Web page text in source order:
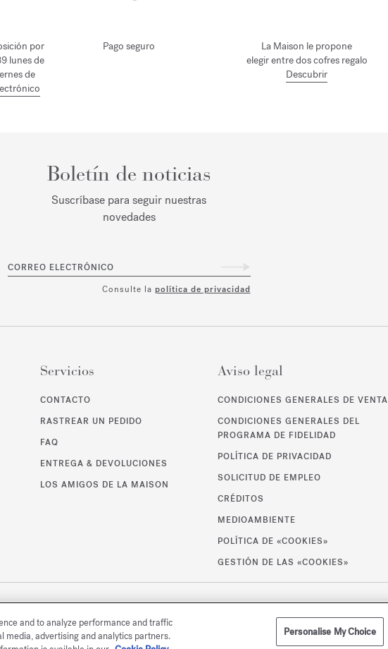
por
lunes de
de
Pago seguro
La Maison le propone
elegir entre dos cofres regalo
Descubrir
Boletín de noticias
Suscríbase para seguir nuestras
novedades
CORREO ELECTRÓNICO
Consulte la política de privacidad
Servicios
CONTACTO
RASTREAR UN PEDIDO
FAQ
ENTREGA & DEVOLUCIONES
LOS AMIGOS DE LA MAISON
Aviso legal
CONDICIONES GENERALES DE VENTA
CONDICIONES GENERALES DEL
PROGRAMA DE FIDELIDAD
POLÍTICA DE PRIVACIDAD
SOLICITUD DE EMPLEO
CRÉDITOS
MEDIOAMBIENTE
POLÍTICA DE «COOKIES»
GESTIÓN DE LAS «COOKIES»
and to analyze performance and traffic
media, advertising and analytics partners.
Personalise My Choice